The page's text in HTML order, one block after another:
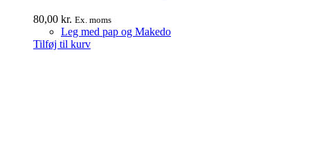
80,00 kr. Ex. moms
Leg med pap og Makedo
Tilføj til kurv